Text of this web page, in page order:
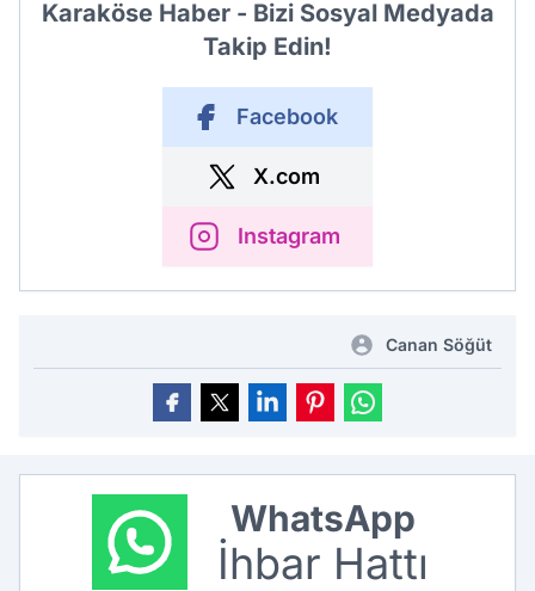
Karaköse Haber - Bizi Sosyal Medyada
Takip Edin!
Facebook
X.com
Instagram
Canan Söğüt
WhatsApp
İhbar Hattı